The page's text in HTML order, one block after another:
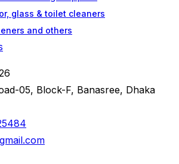
glass & toilet cleaners
and others
05, Block-F, Banasree, Dhaka